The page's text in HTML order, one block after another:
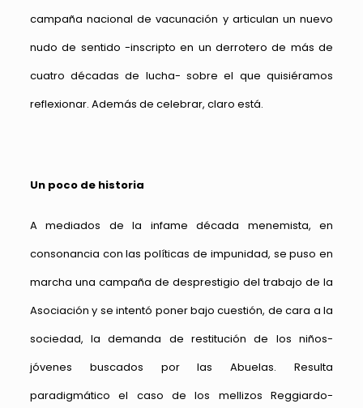
campaña nacional de vacunación y articulan un nuevo
nudo de sentido -inscripto en un derrotero de más de
cuatro décadas de lucha- sobre el que quisiéramos
reflexionar. Además de celebrar, claro está.
Un poco de historia
A mediados de la infame década menemista, en
consonancia con las políticas de impunidad, se puso en
marcha una campaña de desprestigio del trabajo de la
Asociación y se intentó poner bajo cuestión, de cara a la
sociedad, la demanda de restitución de los niños-
jóvenes buscados por las Abuelas. Resulta
paradigmático el caso de los mellizos Reggiardo-